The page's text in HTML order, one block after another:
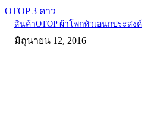
OTOP 3 ดาว
สินค้าOTOP ผ้าโพกหัวเอนกประสงค์
มิถุนายน 12, 2016